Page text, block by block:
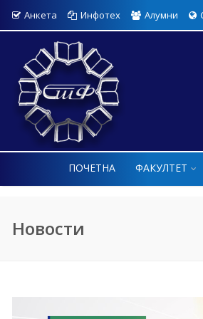
Анкета Инфотех Алумни
ПОЧЕТНА ФАКУЛТЕТ
Новости